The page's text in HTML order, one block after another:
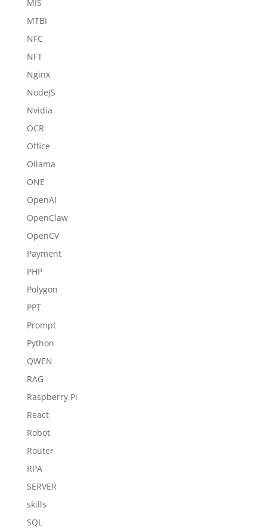
MIS
MTBI
NFC
NFT
Nginx
NodeJS
Nvidia
OCR
Office
Ollama
ONE
OpenAI
OpenClaw
OpenCV
Payment
PHP
Polygon
PPT
Prompt
Python
QWEN
RAG
Raspberry Pi
React
Robot
Router
RPA
SERVER
skills
SQL